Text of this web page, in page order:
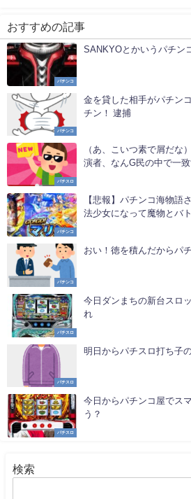
おすすめの記事
パチンコ
SANKYOとかいうパチン
パチンコ
金を貸した相手がパチン
チン！ 逮捕
パチスロ
（あ、こいつ素で屑だな
演者、なんG民の中で一
パチンコ
【悲報】パチンコ海物語
法少女になって魔物とバ
パチンコ
おい！徳を積んだからパ
パチスロ
今日ダンまちの新台スロ
れ
パチスロ
明日からパチスロ打ち子
パチスロ
今日からパチンコ屋でス
う？
検索